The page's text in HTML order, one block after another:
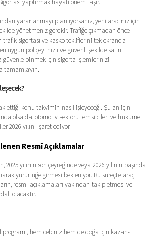
yaptırmak hayati önem taşır.
yararlanmayı planlıyorsanız, yeni aracınız için
yönetmeniz gerekir. Trafiğe çıkmadan önce
trafik sigortası ve kasko tekliflerini tek ekranda
uygun poliçeyi hızlı ve güvenli şekilde satın
güvenle binmek için sigorta işlemlerinizi
tamamlayın.
ettiği konu takvimin nasıl işleyeceği. Şu an için
olsa da, otomotiv sektörü temsilcileri ve hükümet
2026 yılını işaret ediyor.
Resmî Açıklamalar
yılının son çeyreğinde veya 2026 yılının başında
yürürlüğe girmesi bekleniyor. Bu süreçte araç
resmi açıklamaları yakından takip etmesi ve
olacaktır.
programı, hem cebiniz hem de doğa için kazan-